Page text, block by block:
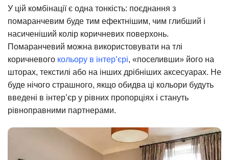
У цій комбінації є одна тонкість: поєднання з
помаранчевим буде тим ефектнішим, чим глибший і
насиченіший колір коричневих поверхонь.
Помаранчевий можна використовувати на тлі
коричневого кольору в інтер’єрі, «поселивши» його на
шторах, текстилі або на інших дрібніших аксесуарах. Не
буде нічого страшного, якщо обидва ці кольори будуть
введені в інтер’єр у рівних пропорціях і стануть
рівноправними партнерами.